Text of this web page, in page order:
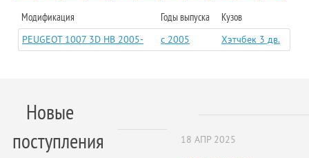
Модификация Годы выпуска Кузов
PEUGEOT 1007 3D HB 2005- c 2005 Хэтчбек 3 дв.
Новые
поступления
18 АПР 2025